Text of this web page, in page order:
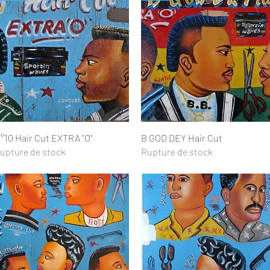
Aperçu rapide
Hair Cut EXTRA "O"
de stock
Aperçu rapide
B GOD DEY Hair Cut
Rupture de stock